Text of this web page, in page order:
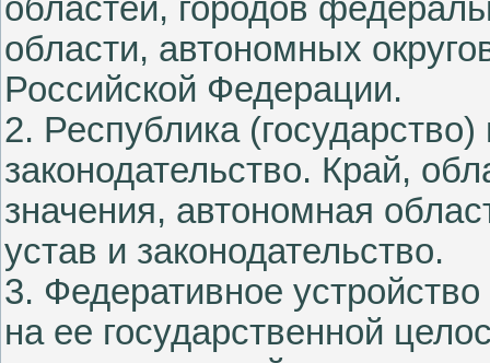
областей, городов
области, автономных
Российской Федерации.
2. Республика
законодательство. Край,
значения, автономная
устав и законодательство.
3. Федеративное
на ее государственной